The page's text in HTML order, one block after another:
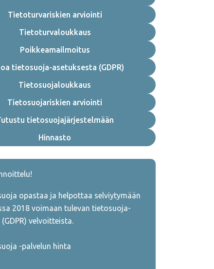
Tietoturvariskien arviointi
Tietoturvaloukkaus
Poikkeamailmoitus
tietosuoja-asetuksesta (GDPR)
Tietosuojaloukkaus
Tietosuojariskien arviointi
tietosuojajärjestelmään
Hinnasto
opastaa ja helpottaa selviytymään
2018 voimaan tulevan tietosuoja-
velvoitteista.
-palvelun hinta